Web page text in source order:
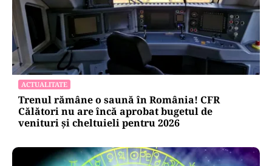
Atacurile cibernetice expun
vulnerabilitățile statului român: ANP
repetă scenariul e‑Terra. Ce ascund
comunicările oficiale și cine răspunde
pentru mentenanța IT a instituțiilor
publice
Alte Articole Importante
EXCLUSIV
EXCLUSIV